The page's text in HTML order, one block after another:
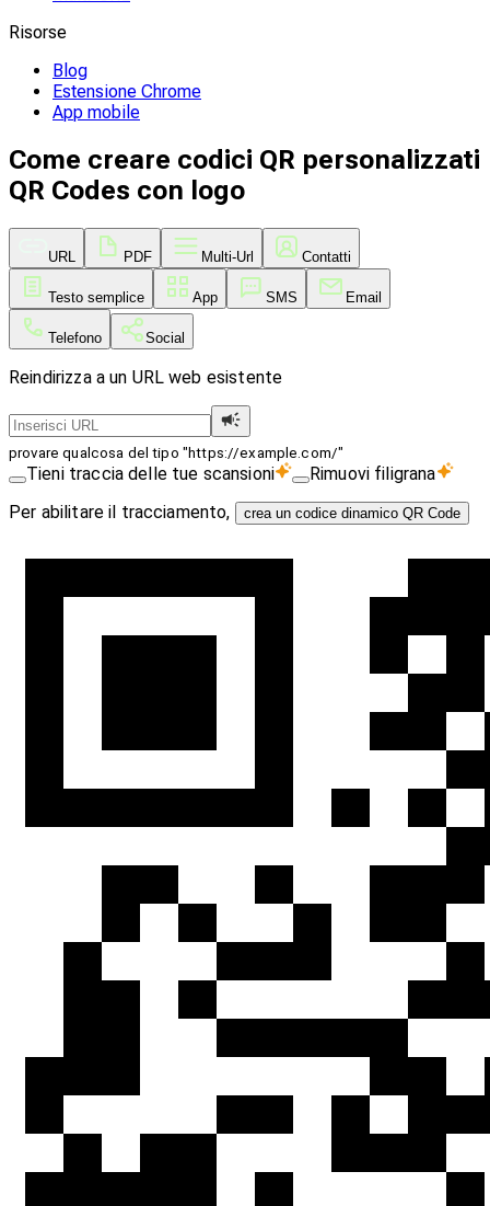
Risorse
Blog
Estensione Chrome
App mobile
Come creare codici QR personalizzati
QR Codes con logo
URL PDF Multi-Url Contatti
Testo semplice App SMS Email
Telefono Social
Reindirizza a un URL web esistente
provare qualcosa del tipo "https://example.com/"
Tieni traccia delle tue scansioni
Rimuovi filigrana
Per abilitare il tracciamento,
crea un codice dinamico QR Code